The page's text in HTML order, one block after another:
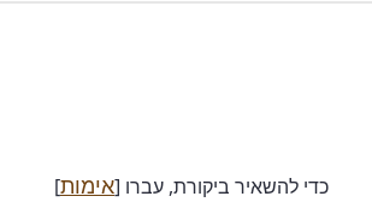
כדי להשאיר ביקורת, עברו [אימות]